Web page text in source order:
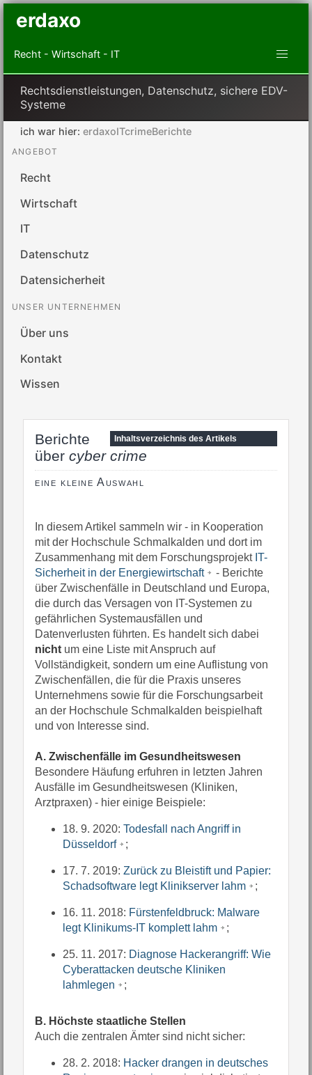
erdaxo
Recht - Wirtschaft - IT
Rechtsdienstleistungen, Datenschutz, sichere EDV-
Systeme
ich war hier: erdaxoITcrimeBerichte
ANGEBOT
Recht
Wirtschaft
IT
Datenschutz
Datensicherheit
UNSER UNTERNEHMEN
Über uns
Kontakt
Wissen
Inhaltsverzeichnis des Artikels
Berichte
über cyber crime
eine kleine Auswahl
In diesem Artikel sammeln wir - in Kooperation
mit der Hochschule Schmalkalden und dort im
Zusammenhang mit dem Forschungsprojekt IT-
Sicherheit in der Energiewirtschaft
- Berichte
über Zwischenfälle in Deutschland und Europa,
die durch das Versagen von IT-Systemen zu
gefährlichen Systemausfällen und
Datenverlusten führten. Es handelt sich dabei
nicht um eine Liste mit Anspruch auf
Vollständigkeit, sondern um eine Auflistung von
Zwischenfällen, die für die Praxis unseres
Unternehmens sowie für die Forschungsarbeit
an der Hochschule Schmalkalden beispielhaft
und von Interesse sind.
A. Zwischenfälle im Gesundheitswesen
Besondere Häufung erfuhren in letzten Jahren
Ausfälle im Gesundheitswesen (Kliniken,
Arztpraxen) - hier einige Beispiele:
18. 9. 2020: Todesfall nach Angriff in
Düsseldorf
;
17. 7. 2019: Zurück zu Bleistift und Papier:
Schadsoftware legt Klinikserver lahm
;
16. 11. 2018: Fürstenfeldbruck: Malware
legt Klinikums-IT komplett lahm
;
25. 11. 2017: Diagnose Hackerangriff: Wie
Cyberattacken deutsche Kliniken
lahmlegen
;
B. Höchste staatliche Stellen
Auch die zentralen Ämter sind nicht sicher:
28. 2. 2018: Hacker drangen in deutsches